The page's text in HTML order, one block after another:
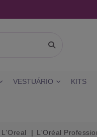
VESTUÁRIO KITS
L'Oréal